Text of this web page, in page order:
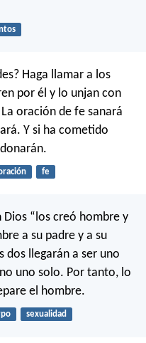
Haga llamar a los
por él y lo unjan con
oración de fe sanará
Y si ha cometido
fe
“los creó hombre y
a su padre y a su
dos llegarán a ser uno
uno solo. Por tanto, lo
el hombre.
sexualidad